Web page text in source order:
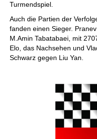
Turmendspiel.
Auch die Partien der
fanden einen Sieger.
M.Amin Tabatabaei, mit
Elo, das Nachsehen und
Schwarz gegen Liu Yan.